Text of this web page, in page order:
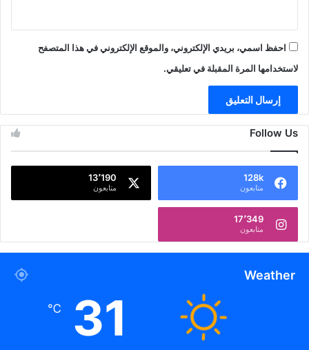
احفظ اسمي، بريدي الإلكتروني، والموقع الإلكتروني في هذا المتصفح
لاستخدامها المرة المقبلة في تعليقي.
Follow Us
128k
متابعون
13٬190
متابعون
17٬349
متابعون
Weather
31
℃